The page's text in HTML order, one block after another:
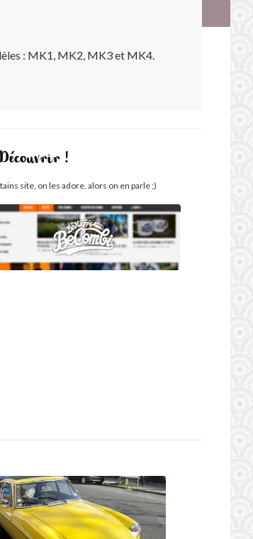
: MK1, MK2, MK3 et MK4.
!
site, on les adore, alors on en parle ;)